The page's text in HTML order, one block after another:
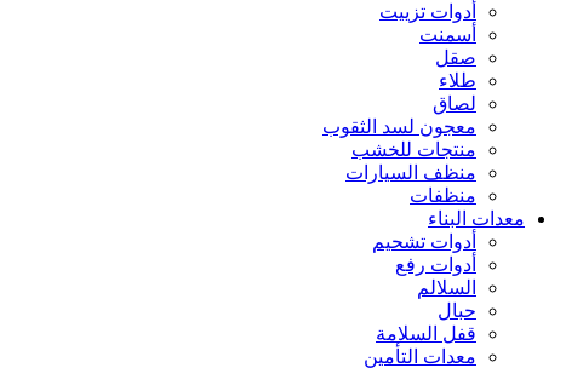
أدوات تزييت
أسمنت
صقل
طلاء
لصاق
معجون لسد الثقوب
منتجات للخشب
منظف السيارات
منظفات
معدات البناء
أدوات تشحيم
أدوات رفع
السلالم
حبال
قفل السلامة
معدات التأمين